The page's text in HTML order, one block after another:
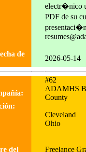
electr�nico
PDF de su
de
2026-05-14
#62
ADAMHS
County
Cleveland
Ohio
del
Freelance